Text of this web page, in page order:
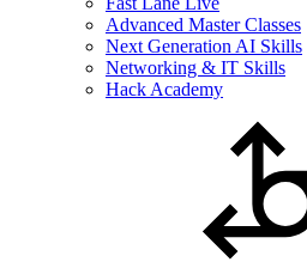
Advanced Master Classes
Next Generation AI Skills
Networking & IT Skills
Hack Academy